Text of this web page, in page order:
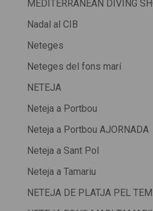
MEDITERRANEAN DIVING
Nadal al CIB
Neteges
Neteges del fons marí
NETEJA
Neteja a Portbou
Neteja a Portbou AJORNADA
Neteja a Sant Pol
Neteja a Tamariu
NETEJA DE PLATJA PEL